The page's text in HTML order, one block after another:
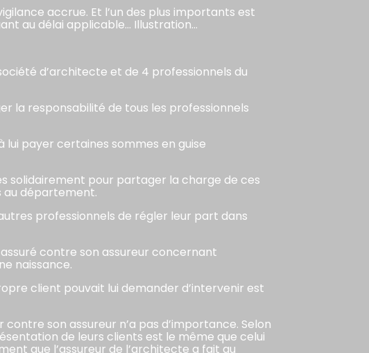
accrue. Et l’un des plus importants est
au délai applicable… Illustration…
d’architecte et de 4 professionnels du
la responsabilité de tous les professionnels
lui payer certaines sommes en guise
solidairement pour partager la charge de ces
au département.
professionnels de régler leur part dans
assuré contre son assureur concernant
naissance.
client pouvait lui demander d’intervenir est
son assureur n’a pas d’importance. Selon
de leurs clients est le même que celui
que l’assureur de l’architecte a fait au